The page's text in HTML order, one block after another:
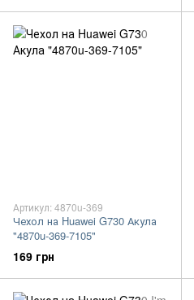
Артикул: 4870u-369
Чехол на Huawei G730 Акула
"4870u-369-7105"
169 грн